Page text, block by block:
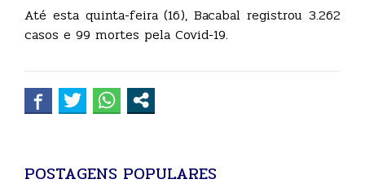
Até esta quinta-feira (16), Bacabal registrou 3.262
casos e 99 mortes pela Covid-19.
POSTAGENS POPULARES